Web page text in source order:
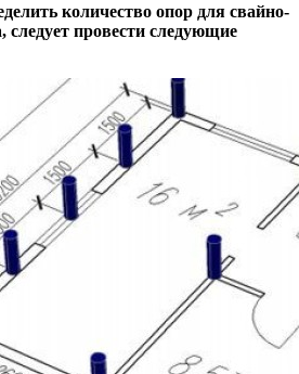
количество опор для свайно-
следует провести следующие